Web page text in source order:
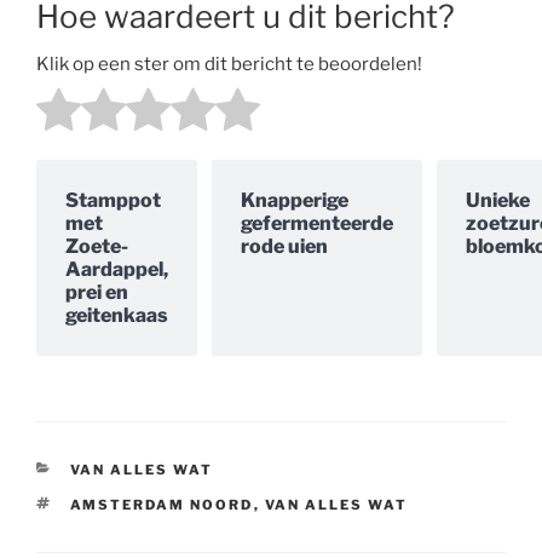
Hoe waardeert u dit bericht?
Klik op een ster om dit bericht te beoordelen!
Stamppot
met
Zoete-
Aardappel,
prei en
geitenkaas
Knapperige
gefermenteerde
rode uien
Unieke
CATEGORIEËN
VAN ALLES WAT
TAGS
AMSTERDAM NOORD , VAN ALLES WAT